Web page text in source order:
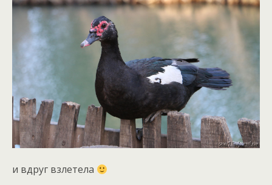
и вдруг взлетела